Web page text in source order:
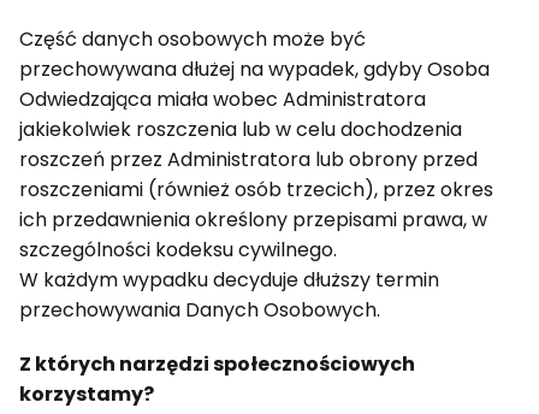
Część danych osobowych może być
przechowywana dłużej na wypadek, gdyby Osoba
Odwiedzająca miała wobec Administratora
jakiekolwiek roszczenia lub w celu dochodzenia
roszczeń przez Administratora lub obrony przed
roszczeniami (również osób trzecich), przez okres
ich przedawnienia określony przepisami prawa, w
szczególności kodeksu cywilnego.
W każdym wypadku decyduje dłuższy termin
przechowywania Danych Osobowych.
Z których narzędzi społecznościowych
korzystamy?